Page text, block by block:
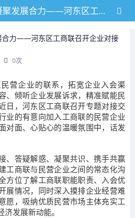
倾听企业心声 凝聚发展合力——河东区工商联召开企业对接交流会
合力——河东区工商联召开企业对接
0次
营企业的联系， 拓宽企业入会渠
、倾听企业发展诉求，精准赋能民
日，河东区工商联召开专题对接交
业的有意向加入工商联的民营企业
对面、心贴心的温暖氛围中，话发
、答疑解惑、凝聚共识、携手共赢
工商联与民营企业之间的常态化沟
方位了解工商联职能职责、入会优
展情况，同时深入摸排企业经营难
愿，吸纳优质民营市场主体充实工
发展新动能。